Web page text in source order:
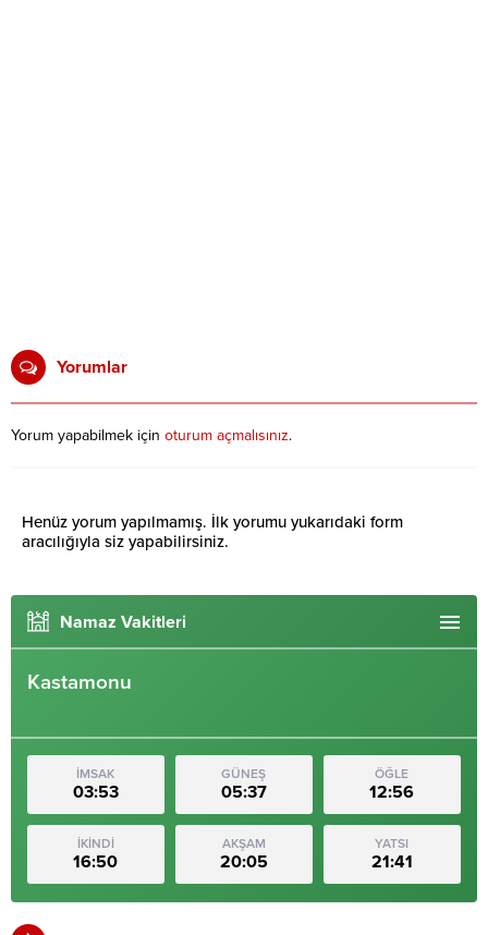
Yorumlar
Yorum yapabilmek için oturum açmalısınız.
Henüz yorum yapılmamış. İlk yorumu yukarıdaki form
aracılığıyla siz yapabilirsiniz.
Namaz Vakitleri
Kastamonu
İMSAK
03:53
GÜNEŞ
05:37
ÖĞLE
12:56
İKİNDİ
16:50
AKŞAM
20:05
YATSI
21:41